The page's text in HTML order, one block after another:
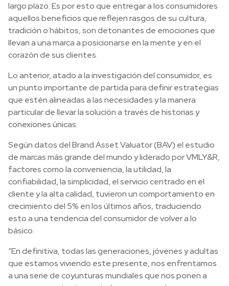
largo plazo. Es por esto que entregar a los consumidores
aquellos beneficios que reflejen rasgos de su cultura,
tradición o hábitos, son detonantes de emociones que
llevan a una marca a posicionarse en la mente y en el
corazón de sus clientes.
Lo anterior, atado a la investigación del consumidor, es
un punto importante de partida para definir estrategias
que estén alineadas a las necesidades y la manera
particular de llevar la solución a través de historias y
conexiones únicas.
Según datos del Brand Asset Valuator (BAV) el estudio
de marcas más grande del mundo y liderado por VMLY&R,
factores como la conveniencia, la utilidad, la
confiabilidad, la simplicidad, el servicio centrado en el
cliente y la alta calidad, tuvieron un comportamiento en
crecimiento del 5% en los últimos años, traduciendo
esto a una tendencia del consumidor de volver a lo
básico.
“En definitiva, todas las generaciones, jóvenes y adultas
que estamos viviendo este presente, nos enfrentamos
a una serie de coyunturas mundiales que nos ponen a